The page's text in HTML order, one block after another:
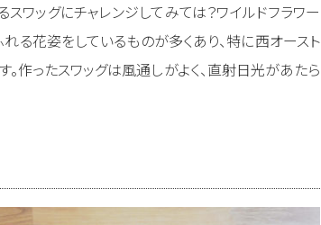
ワッグにチャレンジしてみては？ワイルドフラワー
る花姿をしているものが多くあり、特に西オースト
作ったスワッグは風通しがよく、直射日光があたら